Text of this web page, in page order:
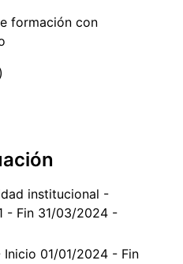
formación con
institucional -
- Fin 31/03/2024 -
01/01/2024 - Fin